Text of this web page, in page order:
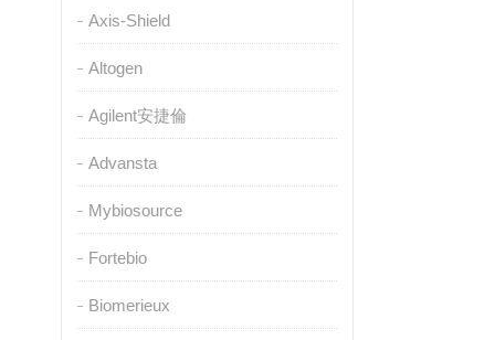
Axis-Shield
Altogen
Agilent安捷倫
Advansta
Mybiosource
Fortebio
Biomerieux